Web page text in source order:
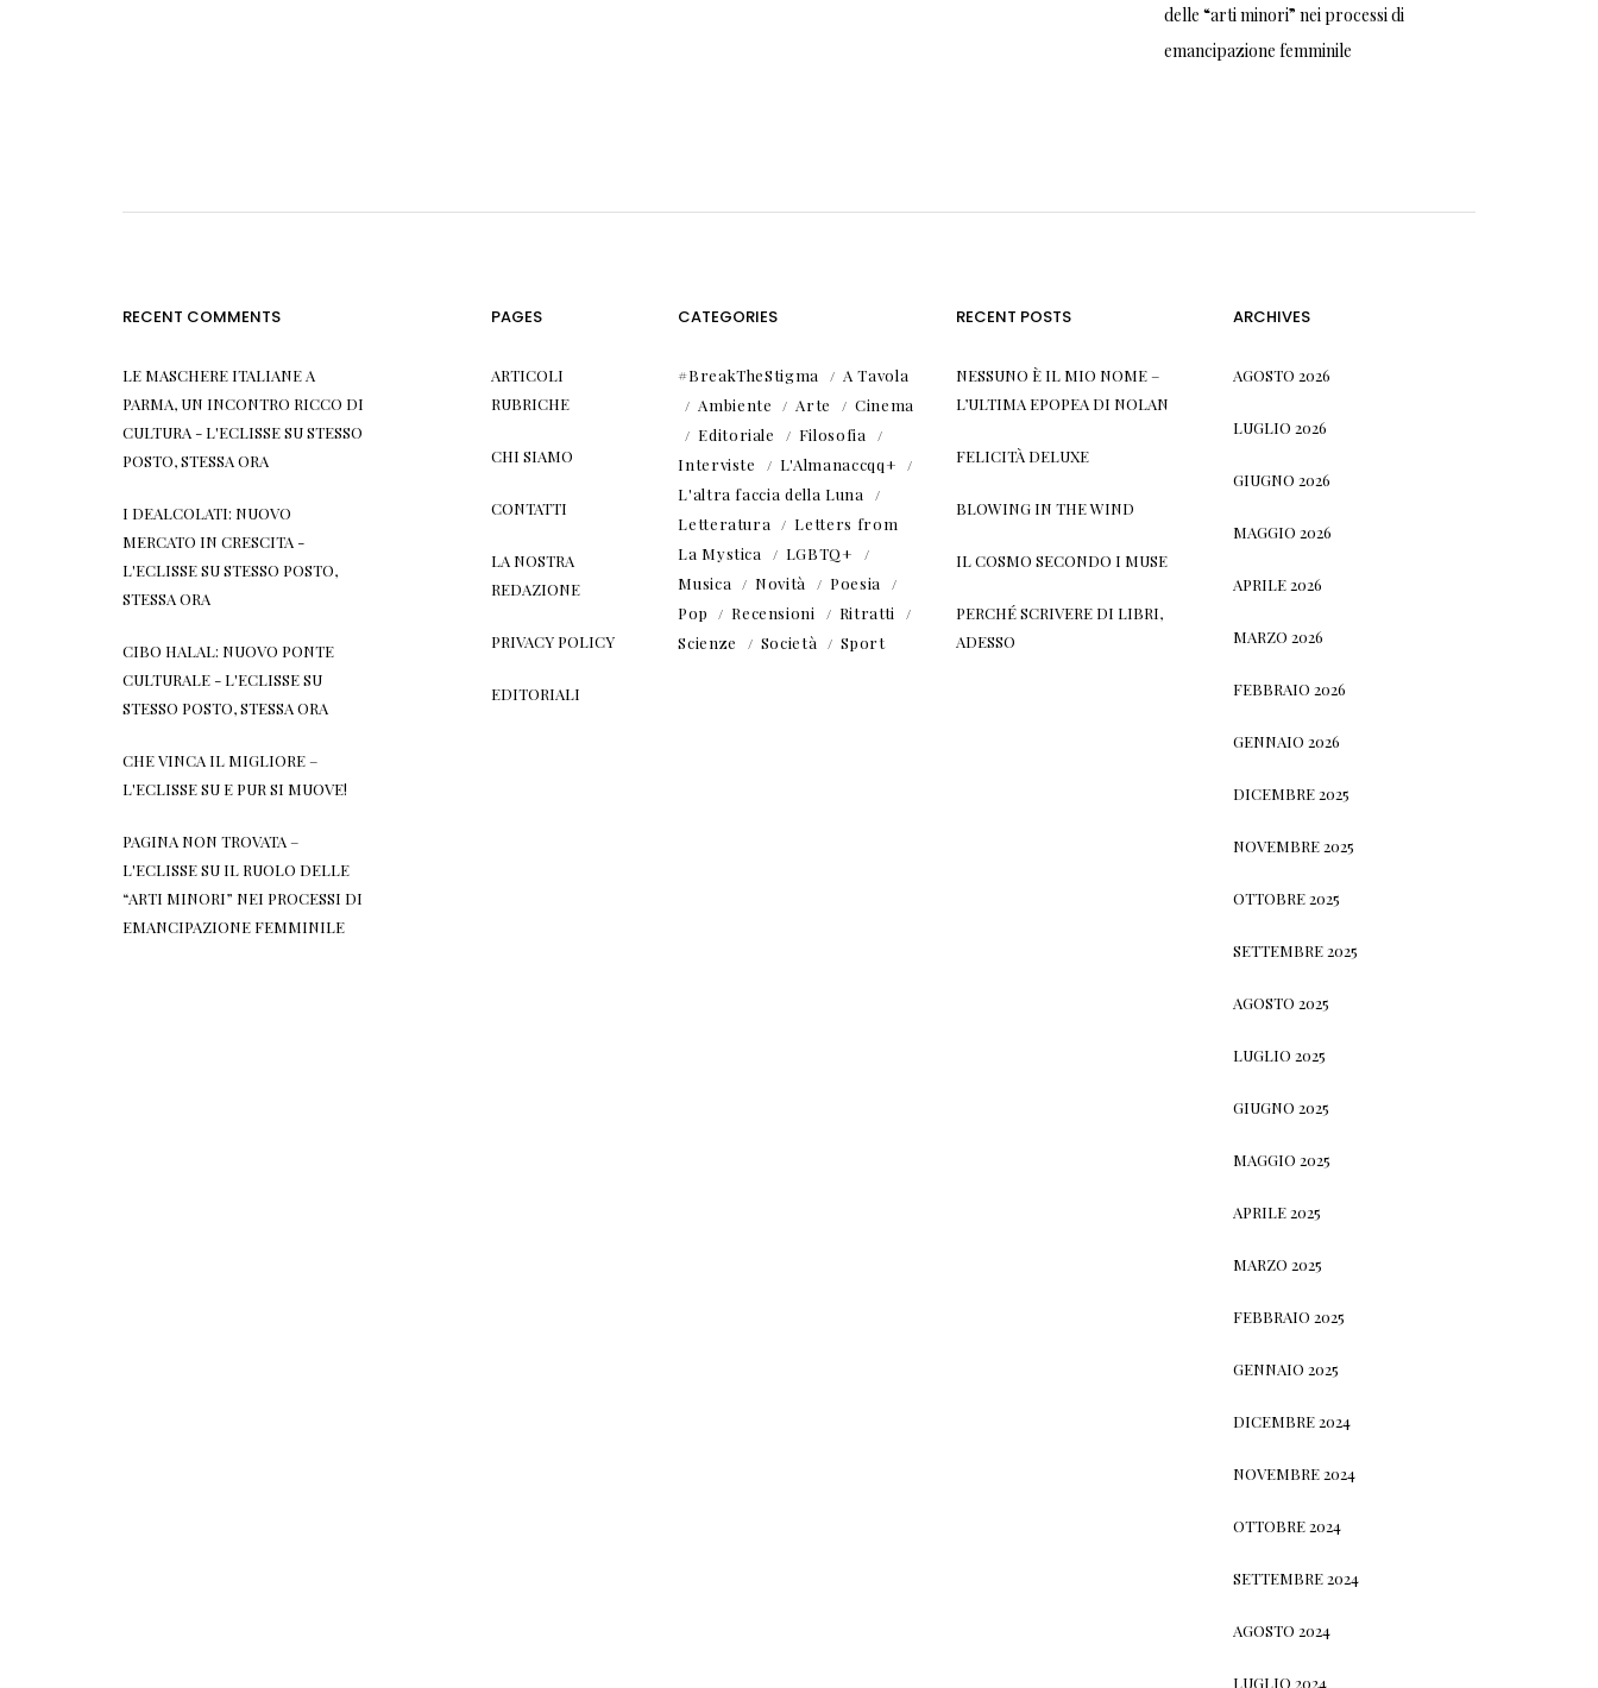
delle “arti minori” nei processi di
emancipazione femminile
RECENT COMMENTS
LE MASCHERE ITALIANE A
PARMA, UN INCONTRO RICCO DI
CULTURA - L'ECLISSESUSTESSO
POSTO, STESSA ORA
I DEALCOLATI: NUOVO
MERCATO IN CRESCITA -
L'ECLISSESUSTESSO POSTO,
STESSA ORA
CIBO HALAL: NUOVO PONTE
CULTURALE - L'ECLISSESU
STESSO POSTO, STESSA ORA
CHE VINCA IL MIGLIORE –
L'ECLISSESU E PUR SI MUOVE!
PAGINA NON TROVATA –
L'ECLISSESU IL RUOLO DELLE
“ARTI MINORI” NEI PROCESSI DI
EMANCIPAZIONE FEMMINILE
PAGES
ARTICOLI
RUBRICHE
CHI SIAMO
CONTATTI
LA NOSTRA
REDAZIONE
PRIVACY POLICY
EDITORIALI
CATEGORIES
#BreakTheStigma
A Tavola
Ambiente
Arte
Cinema
Editoriale
Filosofia
Interviste
L'Almanaccqq+
L'altra faccia della Luna
Letteratura
Letters from
La Mystica
LGBTQ+
Musica
Novità
Poesia
Pop
Recensioni
Ritratti
Scienze
Società Sport
RECENT POSTS
NESSUNO È IL MIO NOME –
L’ULTIMA EPOPEA DI NOLAN
FELICITÀ DELUXE
BLOWING IN THE WIND
IL COSMO SECONDO I MUSE
PERCHÉ SCRIVERE DI LIBRI,
ADESSO
ARCHIVES
AGOSTO 2026
LUGLIO 2026
GIUGNO 2026
MAGGIO 2026
APRILE 2026
MARZO 2026
FEBBRAIO 2026
GENNAIO 2026
DICEMBRE 2025
NOVEMBRE 2025
OTTOBRE 2025
SETTEMBRE 2025
AGOSTO 2025
LUGLIO 2025
GIUGNO 2025
MAGGIO 2025
APRILE 2025
MARZO 2025
FEBBRAIO 2025
GENNAIO 2025
DICEMBRE 2024
NOVEMBRE 2024
OTTOBRE 2024
SETTEMBRE 2024
AGOSTO 2024
LUGLIO 2024